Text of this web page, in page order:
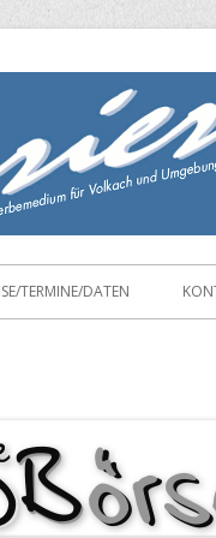
TERMINE/DATEN